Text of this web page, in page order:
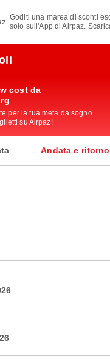
Goditi una marea di sconti
solo sull'App di Airpaz.
cost da
per la tua meta da sogno.
su Airpaz!
Andata e ritorno